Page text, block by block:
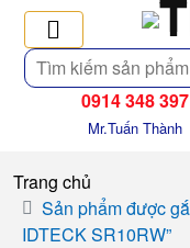
Tìm
kiếm
0914 348 397
Mr.Tuấn Thành
Trang chủ
Sản phẩm được
IDTECK SR10RW”